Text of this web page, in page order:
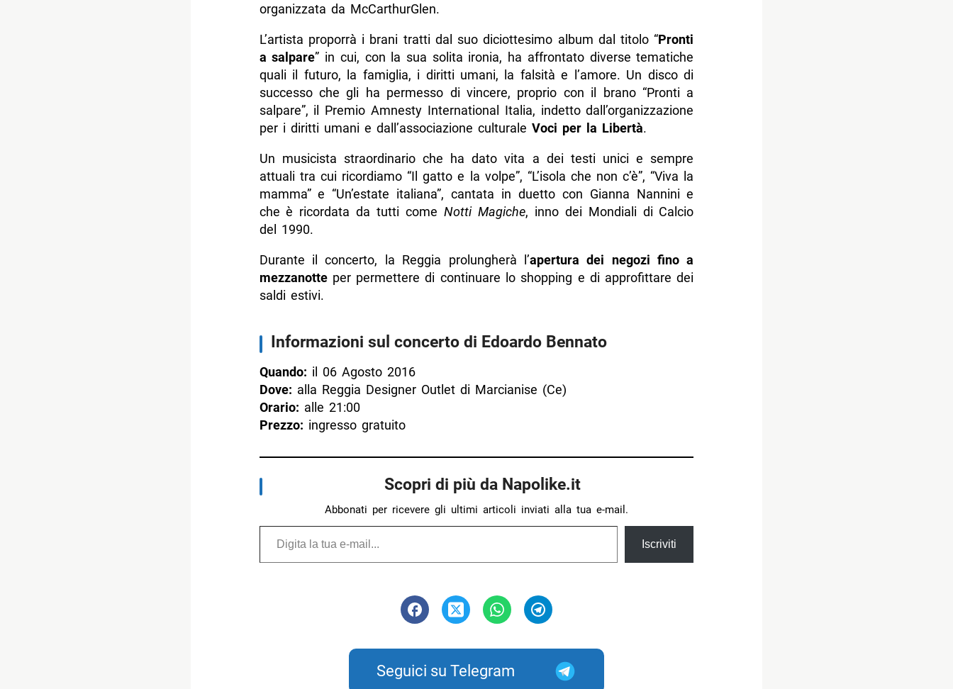
organizzata da McCarthurGlen.
L’artista proporrà i brani tratti dal suo diciottesimo album dal titolo “Pronti
a salpare” in cui, con la sua solita ironia, ha affrontato diverse tematiche
quali il futuro, la famiglia, i diritti umani, la falsità e l’amore. Un disco di
successo che gli ha permesso di vincere, proprio con il brano “Pronti a
salpare”, il Premio Amnesty International Italia, indetto dall’organizzazione
per i diritti umani e dall’associazione culturale Voci per la Libertà.
Un musicista straordinario che ha dato vita a dei testi unici e sempre
attuali tra cui ricordiamo “Il gatto e la volpe”, “L’isola che non c’è”, “Viva la
mamma” e “Un’estate italiana”, cantata in duetto con Gianna Nannini e
che è ricordata da tutti come Notti Magiche, inno dei Mondiali di Calcio
del 1990.
Durante il concerto, la Reggia prolungherà l’apertura dei negozi fino a
mezzanotteper permettere di continuare lo shopping e di approfittare dei
saldi estivi.
Informazioni sul concerto di Edoardo Bennato
Quando: il 06 Agosto 2016
Dove: alla Reggia Designer Outlet di Marcianise (Ce)
Orario: alle 21:00
Prezzo: ingresso gratuito
Scopri di più da Napolike.it
Abbonati per ricevere gli ultimi articoli inviati alla tua e-mail.
Digita la tua e-mail...
Iscriviti
Seguici su Telegram